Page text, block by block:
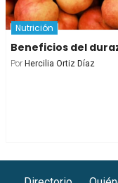
Nutrición
Beneficios del
Por Hercilia Ortiz Díaz